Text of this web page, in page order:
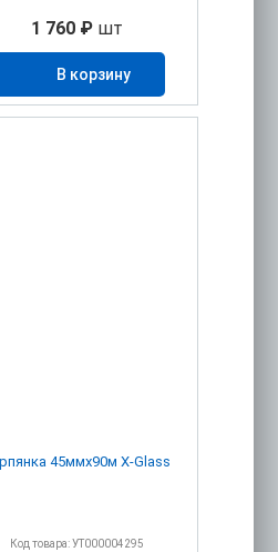
1 760 ₽шт
В корзину
Серпянка 45ммх90м X-Glass
Код товара: УТ000004295